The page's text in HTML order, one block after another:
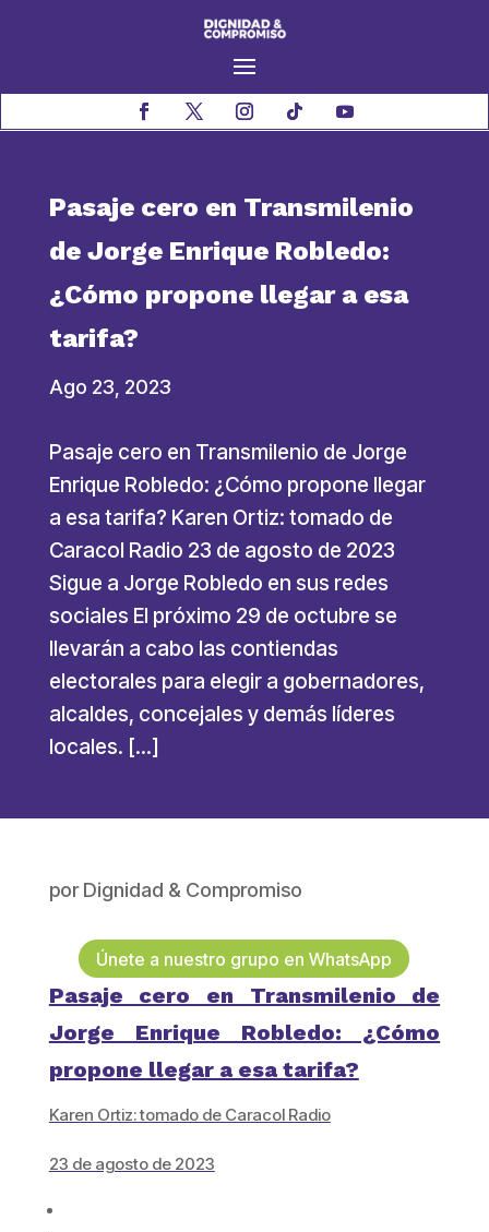
Pasaje cero en Transmilenio
de Jorge Enrique Robledo:
¿Cómo propone llegar a esa
tarifa?
Ago 23, 2023
Pasaje cero en Transmilenio de Jorge
Enrique Robledo: ¿Cómo propone llegar
a esa tarifa? Karen Ortiz: tomado de
Caracol Radio 23 de agosto de 2023
Sigue a Jorge Robledo en sus redes
sociales El próximo 29 de octubre se
llevarán a cabo las contiendas
electorales para elegir a gobernadores,
alcaldes, concejales y demás líderes
locales. […]
porDignidad & Compromiso
Únete a nuestro grupo en WhatsApp
Pasaje cero en Transmilenio de
Jorge Enrique Robledo: ¿Cómo
propone llegar a esa tarifa?
Karen Ortiz: tomado de Caracol Radio
23 de agosto de 2023